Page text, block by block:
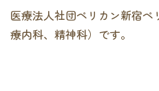
医療法人社団ペリカン新宿
療内科、精神科）です。